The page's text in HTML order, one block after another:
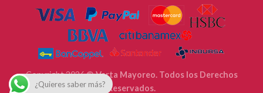
Copyright 2026 ©Varta Mayoreo. Todos los Derechos
Reservados.
¿Quieres saber más?